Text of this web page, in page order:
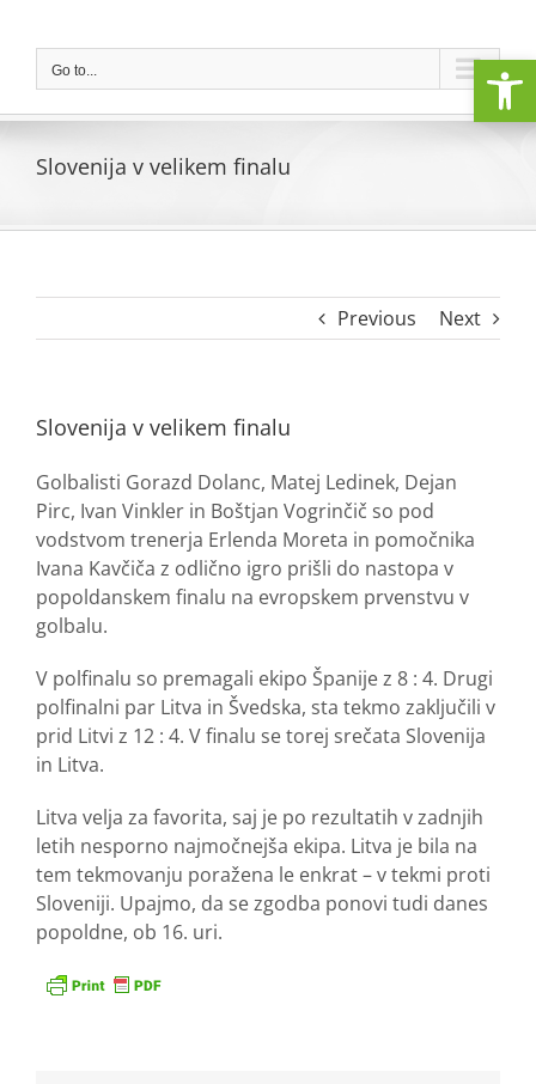
contentGo to...
Slovenija v velikem finalu
Previous Next
Slovenija v velikem finalu
Golbalisti Gorazd Dolanc, Matej Ledinek, Dejan
Pirc, Ivan Vinkler in Boštjan Vogrinčič so pod
vodstvom trenerja Erlenda Moreta in pomočnika
Ivana Kavčiča z odlično igro prišli do nastopa v
popoldanskem finalu na evropskem prvenstvu v
golbalu.
V polfinalu so premagali ekipo Španije z 8 : 4. Drugi
polfinalni par Litva in Švedska, sta tekmo zaključili v
prid Litvi z 12 : 4. V finalu se torej srečata Slovenija
in Litva.
Litva velja za favorita, saj je po rezultatih v zadnjih
letih nesporno najmočnejša ekipa. Litva je bila na
tem tekmovanju poražena le enkrat – v tekmi proti
Sloveniji. Upajmo, da se zgodba ponovi tudi danes
popoldne, ob 16. uri.